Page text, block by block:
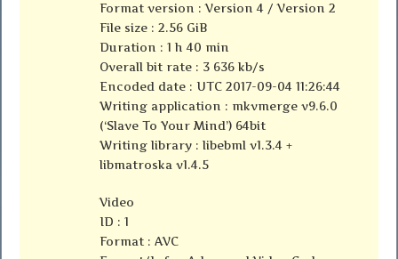
Format version : Version 4 / Version 2
File size : 2.56 GiB
Duration : 1 h 40 min
Overall bit rate : 3 636 kb/s
Encoded date : UTC 2017-09-04 11:26:44
Writing application : mkvmerge v9.6.0
(‘Slave To Your Mind’) 64bit
Writing library : libebml v1.3.4 +
libmatroska v1.4.5
Video
ID : 1
Format : AVC